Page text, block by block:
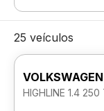
25 veículos
HIGHLINE 1.4